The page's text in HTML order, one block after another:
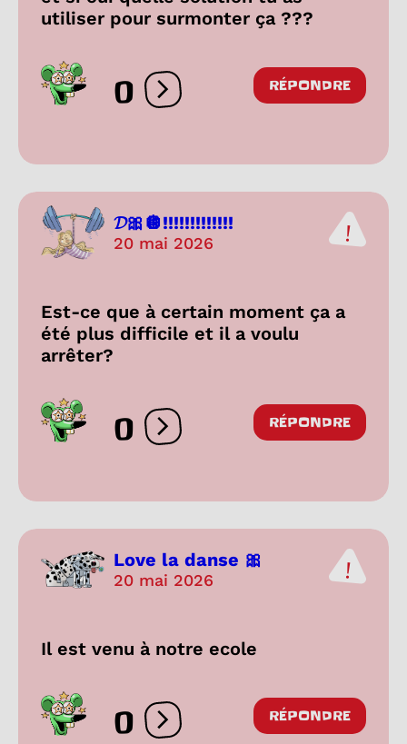
utiliser pour surmonter ça ???
0 Ouvrir les réactions
RÉPONDRE
𝓓🎀🪩!!!!!!!!!!!!!
20 mai 2026
Est-ce que à certain moment ça a
été plus difficile et il a voulu
arrêter?
0 Ouvrir les réactions
RÉPONDRE
Love la danse 🎀
20 mai 2026
Il est venu à notre ecole
0 Ouvrir les réactions
RÉPONDRE